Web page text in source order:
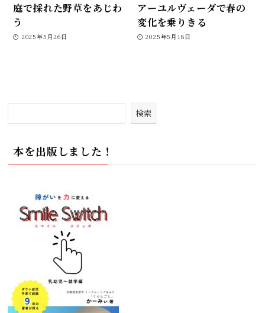
庭で採れた野草をあじわ
う
2025年5月26日
アーユルヴェーダで春の
変化を乗りきる
2025年5月18日
検索
本を出版しました！